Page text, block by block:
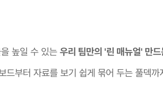
높일 수 있는 우리 팀만의 '린 매뉴얼' 만드
드부터 자료를 보기 쉽게 묶어 두는 풀덱까